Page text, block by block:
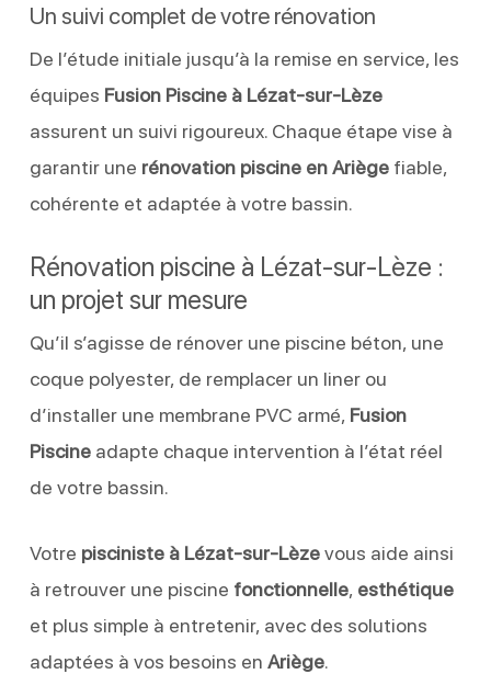
Un suivi complet de votre rénovation
De l’étude initiale jusqu’à la remise en service, les
équipes Fusion Piscine à Lézat-sur-Lèze
assurent un suivi rigoureux. Chaque étape vise à
garantir une rénovation piscine en Ariègefiable,
cohérente et adaptée à votre bassin.
Rénovation piscine à Lézat-sur-Lèze :
un projet sur mesure
Qu’il s’agisse de rénover une piscine béton, une
coque polyester, de remplacer un liner ou
d’installer une membrane PVC armé, Fusion
Piscineadapte chaque intervention à l’état réel
de votre bassin.
Votre pisciniste à Lézat-sur-Lèzevous aide ainsi
à retrouver une piscine fonctionnelle, esthétique
et plus simple à entretenir, avec des solutions
adaptées à vos besoins en Ariège.